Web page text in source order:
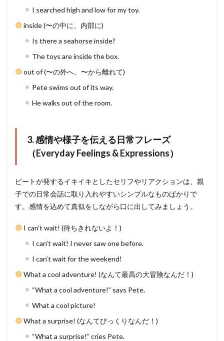
I searched high and low for my toy.
inside (〜の中に、内部に)
Is there a seahorse inside?
The toys are inside the box.
out of (〜の外へ、〜から離れて)
Pete swims out of its way.
He walks out of the room.
3. 感情や様子を伝える日常フレーズ
（Everyday Feelings & Expressions）
ピートが発するイキイキとしたセリフやリアクションは、親
子での日常会話に取り入れやすいシンプルなものばかりで
す。感情を込めて真似をしながら口に出してみましょう。
I can’t wait! (待ちきれないよ！)
I can’t wait! I never saw one before.
I can’t wait for the weekend!
What a cool adventure! (なんて最高の大冒険なんだ！)
“What a cool adventure!” says Pete.
What a cool picture!
What a surprise! (なんてびっくりなんだ！)
“What a surprise!” cries Pete.